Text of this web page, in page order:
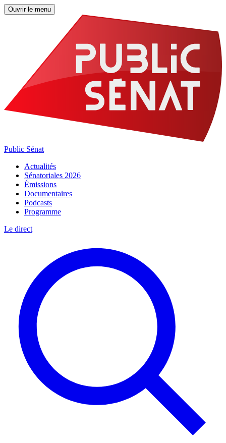
Ouvrir le menu
Public Sénat
Actualités
Sénatoriales 2026
Émissions
Documentaires
Podcasts
Programme
Le direct